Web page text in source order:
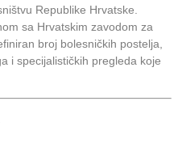
Republike Hrvatske.
sa Hrvatskim zavodom za
broj bolesničkih postelja,
i specijalističkih pregleda koje